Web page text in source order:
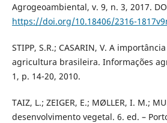
Agrogeoambiental, v. 9, n. 3, 2017.
https://doi.org/10.18406/2316-
STIPP, S.R.; CASARIN, V. A
agricultura brasileira. Informações
1, p. 14-20, 2010.
TAIZ, L.; ZEIGER, E.; MØLLER, I. M.;
desenvolvimento vegetal. 6. ed. –